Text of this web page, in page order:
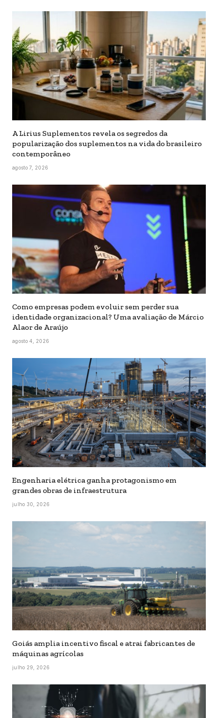
A Lirius Suplementos revela os segredos da
popularização dos suplementos na vida do brasileiro
contemporâneo
agosto 7, 2026
Como empresas podem evoluir sem perder sua
identidade organizacional? Uma avaliação de Márcio
Alaor de Araújo
agosto 4, 2026
Engenharia elétrica ganha protagonismo em
grandes obras de infraestrutura
julho 30, 2026
Goiás amplia incentivo fiscal e atrai fabricantes de
máquinas agrícolas
julho 29, 2026